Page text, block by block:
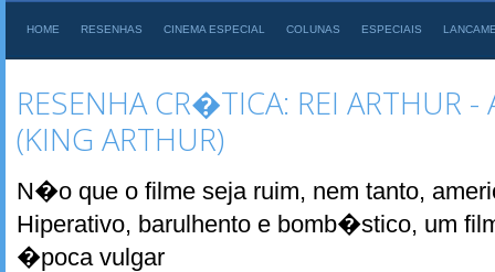
HOME RESENHAS CINEMA ESPECIAL COLUNAS ESPECIAIS
RESENHA CR�TICA: REI ARTHUR -
(KING ARTHUR)
N�o que o filme seja ruim, nem tanto,
Hiperativo, barulhento e bomb�stico, um
�poca vulgar